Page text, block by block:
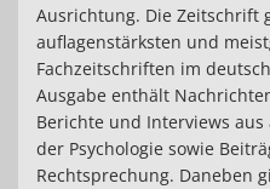
Ausrichtung. Die Zeitschrift
auflagenstärksten und
Fachzeitschriften im
Ausgabe enthält
Berichte und Interviews
der Psychologie sowie
Rechtsprechung. Daneben